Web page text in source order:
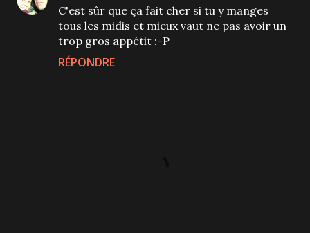
C'est sûr que ça fait cher si tu y manges
tous les midis et mieux vaut ne pas avoir un
trop gros appétit :-P
RÉPONDRE